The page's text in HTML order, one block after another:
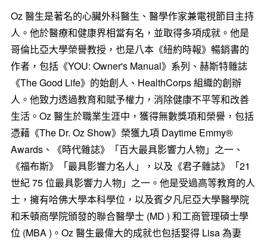
Oz 醫生是著名的心臟外科醫生、醫學作家兼電視節目主持
人。他於醫療和健康界相當有名，並取得多項成就。他是
哥倫比亞大學榮譽教授，也是八本《紐約時報》暢銷書的
作者，包括《YOU: Owner's Manual》系列、赫斯特雜誌
《The Good Life》的始創人、HealthCorps 組織的創辦
人。他致力透過教育和賦予權力，消除健康不平等和改善
生活。Oz 醫生於職業生涯中，獲得無數獎項和榮譽，包括
憑藉《The Dr. Oz Show》榮獲九項 Daytime Emmy®
Awards、《時代雜誌》「百大最具影響力人物」之一、
《福布斯》「最具影響力名人」，以及《君子雜誌》「21
世紀 75 位最具影響力人物」之一。他是受過高等教育的人
士，擁有哈佛大學本科學位，以及賓夕凡尼亞大學醫學院
和禾頓商學院頒發的聯合醫學士 (MD ) 和工商管理碩士學
位 (MBA )。Oz 醫生最偉大的成就也包括娶得 Lisa 為妻